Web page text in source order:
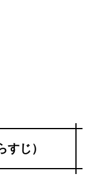
すじ）